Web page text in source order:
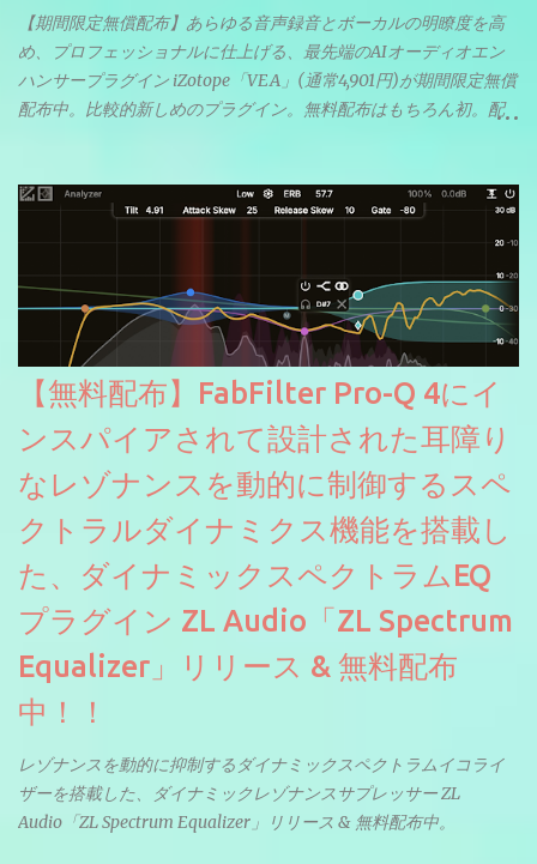
【期間限定無償配布】あらゆる音声録音とボーカルの明瞭度を高
め、プロフェッショナルに仕上げる、最先端のAIオーディオエン
ハンサープラグイン iZotope「VEA」(通常4,901円)が期間限定無償
配布中。比較的新しめのプラグイン。無料配布はもちろん初。配
【無料配布】FabFilter Pro-Q 4にイ
ンスパイアされて設計された耳障り
なレゾナンスを動的に制御するスペ
クトラルダイナミクス機能を搭載し
た、ダイナミックスペクトラムEQ
プラグイン ZL Audio「ZL Spectrum
Equalizer」リリース & 無料配布
中！！
レゾナンスを動的に抑制するダイナミックスペクトラムイコライ
ザーを搭載した、ダイナミックレゾナンスサプレッサー ZL
Audio「ZL Spectrum Equalizer」リリース & 無料配布中。